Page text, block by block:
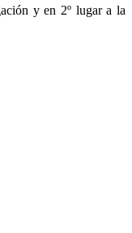
y en 2º lugar a la